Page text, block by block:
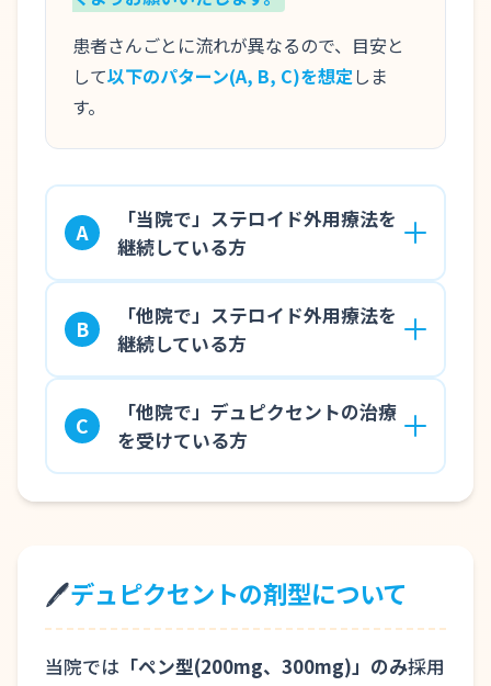
患者さんごとに流れが異なるので、目安と
して以下のパターン(A, B, C)を想定しま
す。
A
「当院で」ステロイド外用療法を
継続している方
B
「他院で」ステロイド外用療法を
継続している方
C
「他院で」デュピクセントの治療
を受けている方
🖊️デュピクセントの剤型について
当院では 「ペン型(200mg、300mg)」のみ採用